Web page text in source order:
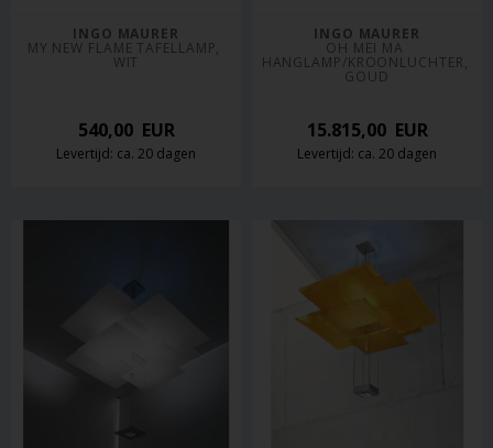
INGO MAURER
MY NEW FLAME TAFELLAMP,
WIT
540,00EUR
Levertijd: ca. 20 dagen
INGO MAURER
OH MEI MA
HANGLAMP/KROONLUCHTER,
GOUD
15.815,00EUR
Levertijd: ca. 20 dagen